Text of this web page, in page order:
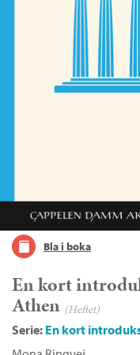
Bla i boka
En kort
Athen (Heftet)
Serie: En kort